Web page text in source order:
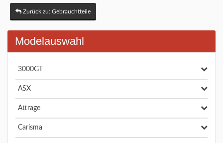
Zurück zu: Gebrauchtteile
Modelauswahl
3000GT
ASX
Attrage
Carisma